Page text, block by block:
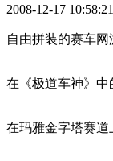
2008-12-17 10:58:21
自由拼装的赛车
在《极道车神》中
在玛雅金字塔赛道